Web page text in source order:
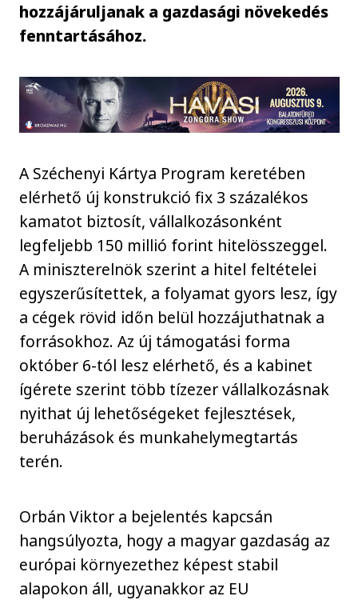
hozzájáruljanak a gazdasági növekedés
fenntartásához.
A Széchenyi Kártya Program keretében
elérhető új konstrukció fix 3 százalékos
kamatot biztosít, vállalkozásonként
legfeljebb 150 millió forint hitelösszeggel.
A miniszterelnök szerint a hitel feltételei
egyszerűsítettek, a folyamat gyors lesz, így
a cégek rövid időn belül hozzájuthatnak a
forrásokhoz. Az új támogatási forma
október 6-tól lesz elérhető, és a kabinet
ígérete szerint több tízezer vállalkozásnak
nyithat új lehetőségeket fejlesztések,
beruházások és munkahelymegtartás
terén.
Orbán Viktor a bejelentés kapcsán
hangsúlyozta, hogy a magyar gazdaság az
európai környezethez képest stabil
alapokon áll, ugyanakkor az EU